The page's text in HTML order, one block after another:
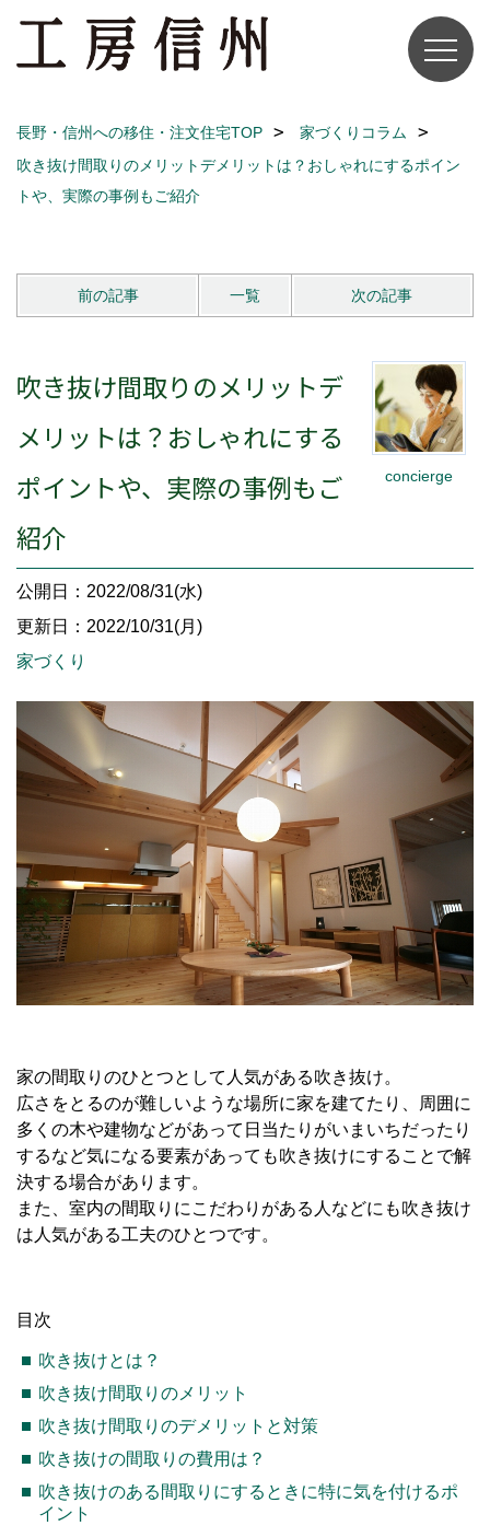
長野・信州への移住・注文住宅TOP
家づくりコラム
吹き抜け間取りのメリットデメリットは？おしゃれにするポイン
トや、実際の事例もご紹介
前の記事 一覧 次の記事
concierge
吹き抜け間取りのメリットデ
メリットは？おしゃれにする
ポイントや、実際の事例もご
紹介
公開日：2022/08/31(水)
更新日：2022/10/31(月)
家づくり
家の間取りのひとつとして人気がある吹き抜け。
広さをとるのが難しいような場所に家を建てたり、周囲に
多くの木や建物などがあって日当たりがいまいちだったり
するなど気になる要素があっても吹き抜けにすることで解
決する場合があります。
また、室内の間取りにこだわりがある人などにも吹き抜け
は人気がある工夫のひとつです。
目次
吹き抜けとは？
吹き抜け間取りのメリット
吹き抜け間取りのデメリットと対策
吹き抜けの間取りの費用は？
吹き抜けのある間取りにするときに特に気を付けるポ
イント